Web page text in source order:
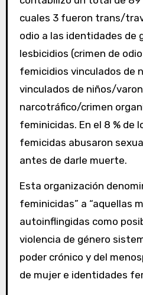
cuales 3 fueron trans/
odio a las identidades de
lesbicidios (crimen de
femicidios vinculados de
vinculados de niños/
narcotráfico/crimen
feminicidas. En el 8 % de
femicidas abusaron
antes de darle muerte.
Esta organización
feminicidas” a “aquellas
autoinflingidas como
violencia de género
poder crónico y del
de mujer e identidades